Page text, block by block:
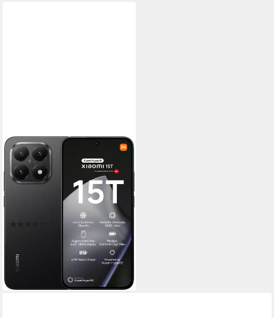
XIAOMI
15T 12+256 Smartphone
17,34 cm/6,83 Zoll Bildschirmdiagonale
Speicherkapazität
mtl. in 48 Raten
lieferbar - in 3-4 Werktagen bei dir